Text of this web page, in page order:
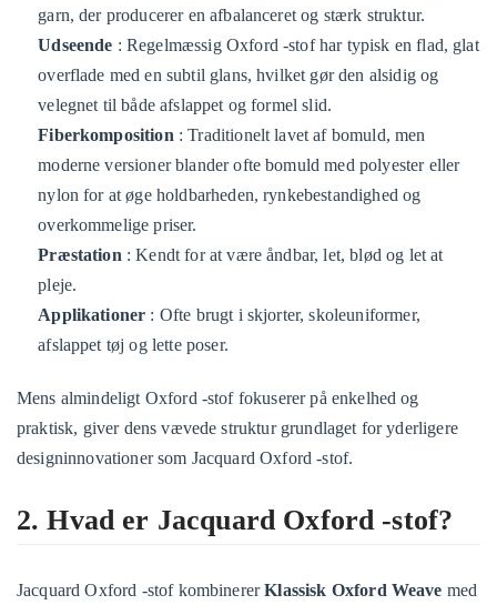
garn, der producerer en afbalanceret og stærk struktur.
Udseende : Regelmæssig Oxford -stof har typisk en flad, glat
overflade med en subtil glans, hvilket gør den alsidig og
velegnet til både afslappet og formel slid.
Fiberkomposition : Traditionelt lavet af bomuld, men
moderne versioner blander ofte bomuld med polyester eller
nylon for at øge holdbarheden, rynkebestandighed og
overkommelige priser.
Præstation : Kendt for at være åndbar, let, blød og let at
pleje.
Applikationer : Ofte brugt i skjorter, skoleuniformer,
afslappet tøj og lette poser.
Mens almindeligt Oxford -stof fokuserer på enkelhed og
praktisk, giver dens vævede struktur grundlaget for yderligere
designinnovationer som Jacquard Oxford -stof.
2. Hvad er Jacquard Oxford -stof?
Jacquard Oxford -stof kombinererKlassisk Oxford Weave med